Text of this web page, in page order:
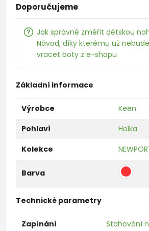
Doporučujeme
Jak správně změřit dětskou
Návod, díky kterému už
vracet boty z e-shopu
Základní informace
Výrobce
Keen
Pohlaví
Holka
Kolekce
Barva
Technické parametry
Zapínání
Stahování